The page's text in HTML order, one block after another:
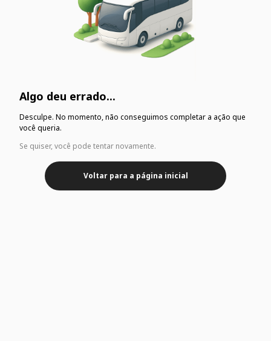
Algo deu errado...
Desculpe. No momento, não conseguimos completar a ação que
você queria.
Se quiser, você pode tentar novamente.
Voltar para a página inicial